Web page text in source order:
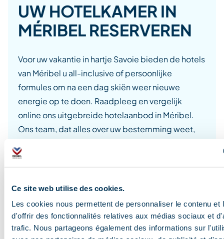
Ce site web utilise des cookies.
Les cookies nous permettent de personnaliser le contenu et
d'offrir des fonctionnalités relatives aux médias sociaux et
trafic. Nous partageons également des informations sur
UW HOTELKAMER IN
MÉRIBEL RESERVEREN
Voor uw vakantie in hartje Savoie bieden de hotels
van Méribel u all-inclusive of persoonlijke
formules om na een dag skiën weer nieuwe
energie op te doen. Raadpleeg en vergelijk
online ons uitgebreide hotelaanbod in Méribel.
Ons team, dat alles over uw bestemming weet,
te beantwoorden en u te helpen uw vakantie in
+33 (0)4 79 00 50 00.